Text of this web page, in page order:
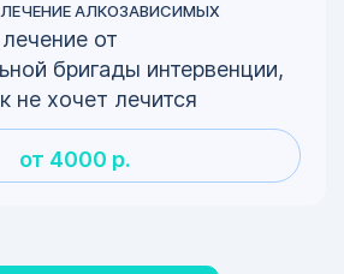
АЛКОЗАВИСИМЫХ
от
бригады интервенции,
не хочет лечится
от 4000 р.